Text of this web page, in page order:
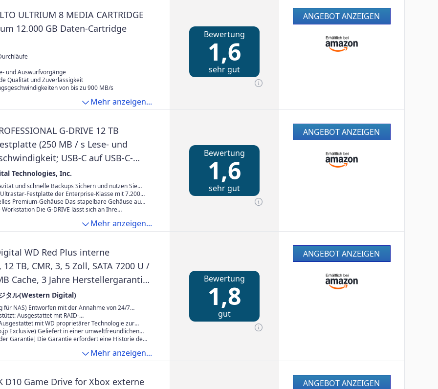
ULTRIUM 8 MEDIA CARTRIDGE
12.000 GB Daten-Cartridge
und Auswurfvorgänge
Qualität und Zuverlässigkeit
von bis zu 900 MB/s
Mehr anzeigen...
Bewertung
1,6
sehr gut
ANGEBOT ANZEIGEN
G-DRIVE 12 TB
(250 MB / s Lese- und
USB-C auf USB-C-
Netzteil und Kabel; 3
Technologies, Inc.
und schnelle Backups Sichern und nutzen Sie
Fotos, Videos und anderen wertvollen Inhalte. Mit
von bis zu 280 MB/s beim Lesen
Schreiben (Modell mit 22 TB und 24 TB
Festplatte der Enterprise-Klasse mit 7.200
Workloads und wertvolle Inhalte können
Leistung und Zuverlässigkeit der integrierten
Premium-Gehäuse Das stapelbare Gehäuse aus
der G-DRIVE-Desktopfestplatte passt perfekt
Die G-DRIVE lässt sich an Ihre
um sie an einem DIT-Wagen, einer Trägerplatte oder
für Ihren Produktionsprozess zu
Mehr anzeigen...
Bewertung
1,6
sehr gut
ANGEBOT ANZEIGEN
WD Red Plus interne
TB, CMR, 3, 5 Zoll, SATA 7200 U /
Cache, 3 Jahre Herstellergarantie,
AJP Eco Paket
タル(Western Digital)
für NAS) Entworfen mit der Annahme von 24/7
es ideal für den Datenschutz für kleine
Power-User
Ausgestattet mit RAID-
um Ausfälle in NAS-Systemen
zu reduzieren
mit WD proprietärer Technologie zur
Kompatibilität und Leistung mit NAS-Systemen
Exclusive) Geliefert in einer umweltfreundlichen
Garantie] Die Garantie erfordert eine Historie des
Mehr anzeigen...
Bewertung
1,8
gut
ANGEBOT ANZEIGEN
D10 Game Drive for Xbox externe
ANGEBOT ANZEIGEN